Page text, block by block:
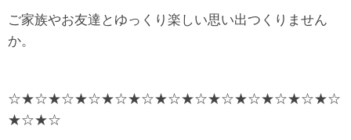
ご家族やお友達とゆっくり楽しい思い出つくりません
か。
☆★☆★☆★☆★☆★☆★☆★☆★☆★☆★☆★☆★☆
★☆★☆